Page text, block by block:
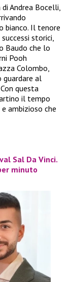
Andrea Bocelli,
bianco. Il tenore
storici,
Baudo che lo
Pooh
Colombo,
guardare al
questa
il tempo
ambizioso che
Sal Da Vinci.
minuto